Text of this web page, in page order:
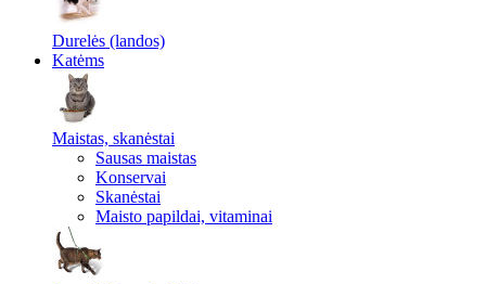
Durelės (landos)
Katėms
Maistas, skanėstai
Sausas maistas
Konservai
Skanėstai
Maisto papildai, vitaminai